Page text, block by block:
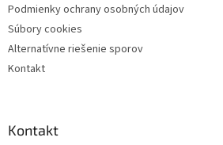
i
Podmienky ochrany osobných údajov
Súbory cookies
Alternatívne riešenie sporov
Kontakt
Kontakt